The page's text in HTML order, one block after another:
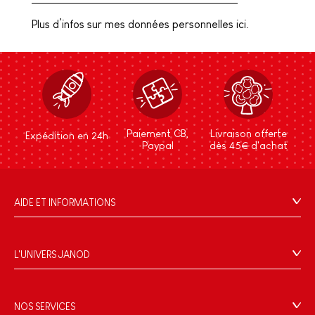
Plus d’infos sur mes données personnelles ici.
Expédition en 24h
Paiement CB,
Paypal
Livraison offerte
dès 45€ d'achat
AIDE ET INFORMATIONS
FAQ
Contact
Rappel Produits
L'UNIVERS JANOD
Le design
NOS SERVICES